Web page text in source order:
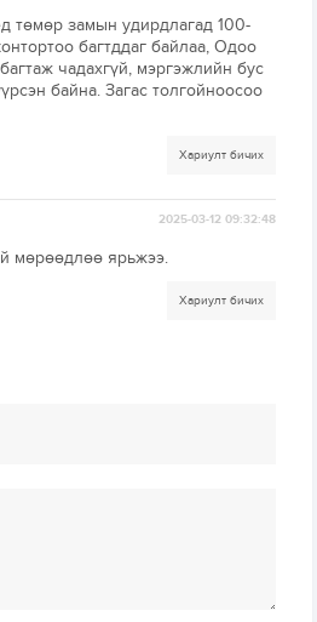
төмөр замын удирдлагад 100-
багтддаг байлаа, Одоо
чадахгүй, мэргэжлийн бус
байна. Загас толгойноосоо
Хариулт бичих
2025-03-12 09:32:48
мөрөөдлөө ярьжээ.
Хариулт бичих